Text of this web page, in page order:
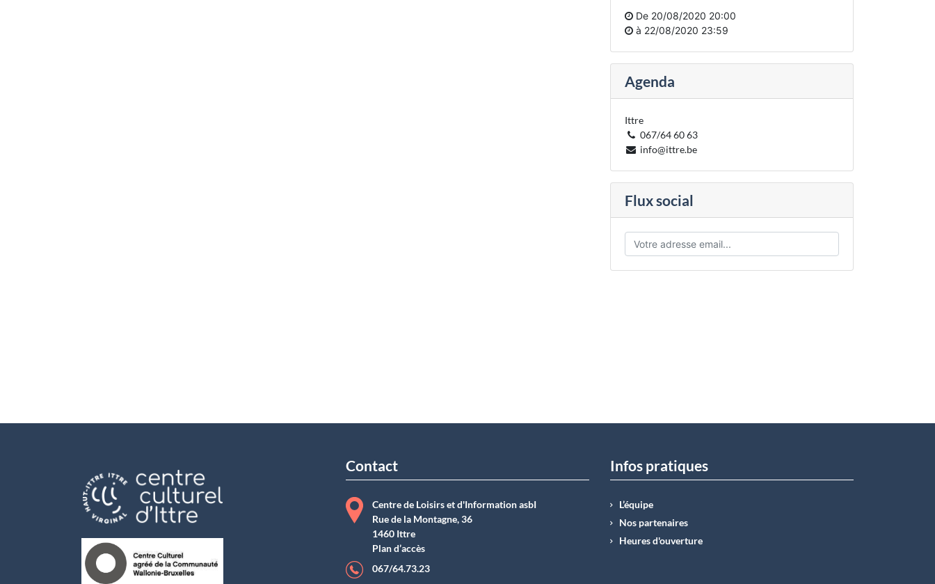
De 20/08/2020 20:00
à 22/08/2020 23:59
Agenda
Ittre
067/64 60 63
info@ittre.be
Flux social
Contact
Centre de Loisirs et d'Information asbI
Rue de la Montagne, 36
1460 Ittre
Plan d’accès
067/64.73.23
Infos pratiques
L’équipe
Nos partenaires
Heures d'ouverture